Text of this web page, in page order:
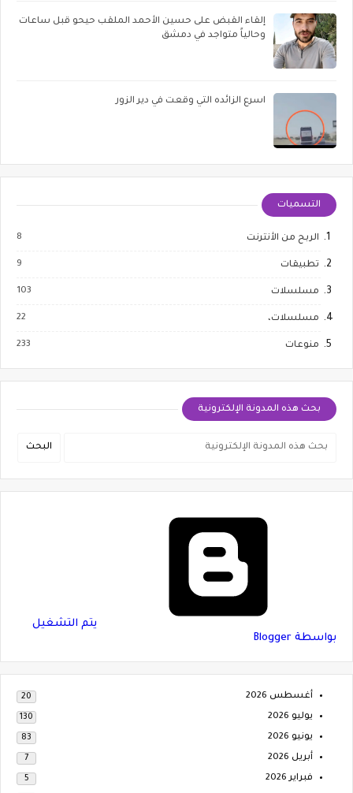
إلقاء القبض على حسين الأحمد الملقب حيحو قبل ساعات
وحالياً متواجد في دمشق
اسرع الزائده التي وقعت في دير الزور
التسميات
الربح من الأنترنت 8
تطبيقات 9
مسلسلات 103
مسلسلات، 22
منوعات 233
بحث هذه المدونة الإلكترونية
‏يتم التشغيل
بواسطة Blogger
أغسطس 2026 20
يوليو 2026 130
يونيو 2026 83
أبريل 2026 7
فبراير 2026 5